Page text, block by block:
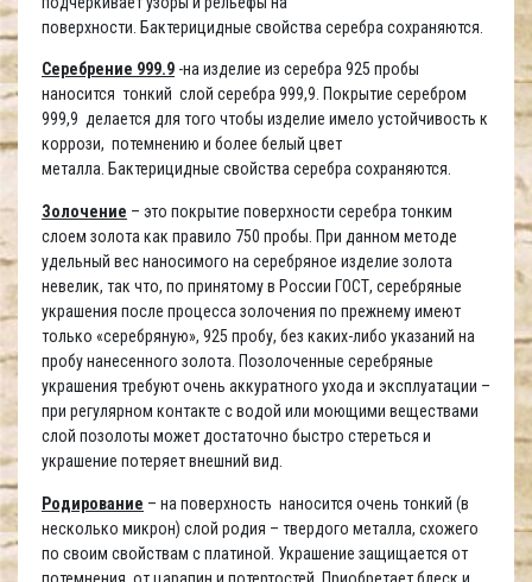
поверхности. Бактерицидные свойства серебра сохраняются.
Серебрение 999.9 -на изделие из серебра 925 пробы
наносится тонкий слой серебра 999,9. Покрытие серебром
999,9 делается для того чтобы изделие имело устойчивость к
коррози, потемнению и более белый цвет
металла. Бактерицидные свойства серебра сохраняются.
Золочение – это покрытие поверхности серебра тонким
слоем золота как правило 750 пробы. При данном методе
удельный вес наносимого на серебряное изделие золота
невелик, так что, по принятому в России ГОСТ, серебряные
украшения после процесса золочения по прежнему имеют
только «серебряную», 925 пробу, без каких-либо указаний на
пробу нанесенного золота. Позолоченные серебряные
украшения требуют очень аккуратного ухода и эксплуатации –
при регулярном контакте с водой или моющими веществами
слой позолоты может достаточно быстро стереться и
украшение потеряет внешний вид.
Родирование – на поверхность наносится очень тонкий (в
несколько микрон) слой родия – твердого металла, схожего
по своим свойствам с платиной. Украшение защищается от
потемнения, от царапин и потертостей. Приобретает блеск и